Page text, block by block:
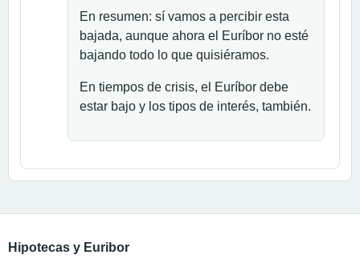
En resumen: sí vamos a percibir esta
bajada, aunque ahora el Euríbor no esté
bajando todo lo que quisiéramos.
En tiempos de crisis, el Euríbor debe
estar bajo y los tipos de interés, también.
Hipotecas y Euribor